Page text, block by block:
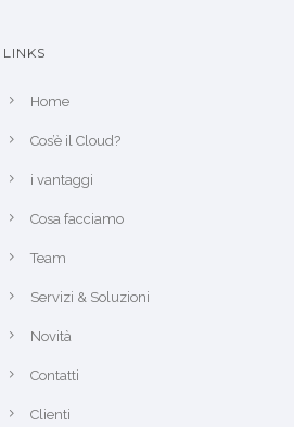
LINKS
Home
Cos’è il Cloud?
i vantaggi
Cosa facciamo
Team
Servizi & Soluzioni
Novità
Contatti
Clienti